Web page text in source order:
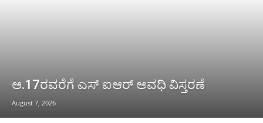
ಆ.17ರವರೆಗೆ ಎಸ್ ಐಆರ್ ಅವಧಿ ವಿಸ್ತರಣೆ
August 7, 2026